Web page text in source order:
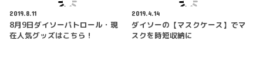
2019.8.11
8月9日ダイソーパトロール・現
在人気グッズはこちら！
2019.4.14
ダイソーの【マスクケース】でマ
スクを時短収納に